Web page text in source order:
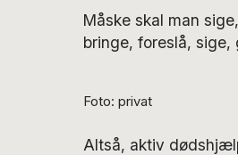
Måske skal man
bringe, foreslå, sige,
Foto: privat
Altså, aktiv